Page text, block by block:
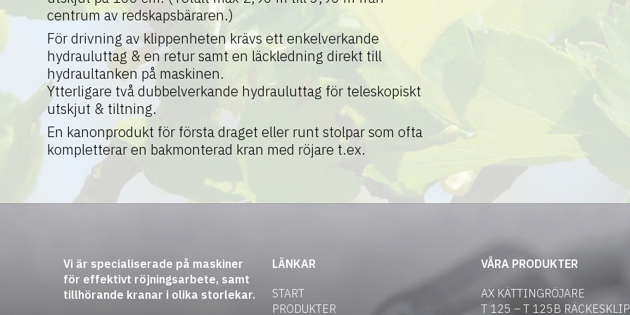
centrum av redskapsbäraren.)
För drivning av klippenheten krävs ett enkelverkande
hydrauluttag & en retur samt en läckledning direkt till
hydraultanken på maskinen.
Ytterligare två dubbelverkande hydrauluttag för teleskopiskt
utskjut & tiltning.
En kanonprodukt för första draget eller runt stolpar som ofta
kompletterar en bakmonterad kran med röjare t.ex.
Vi är specialiserade på maskiner
för effektivt röjningsarbete, samt
tillhörande kranar i olika storlekar.
LÄNKAR
START
PRODUKTER
VÅRA PRODUKTER
AX KÄTTINGRÖJARE
T 125 – T 125B